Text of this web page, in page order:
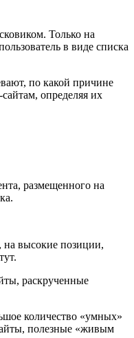
Только на
в виде списка
по какой причине
определяя их
размещенного на
на высокие позиции,
раскрученные
количество «умных»
полезные «живым